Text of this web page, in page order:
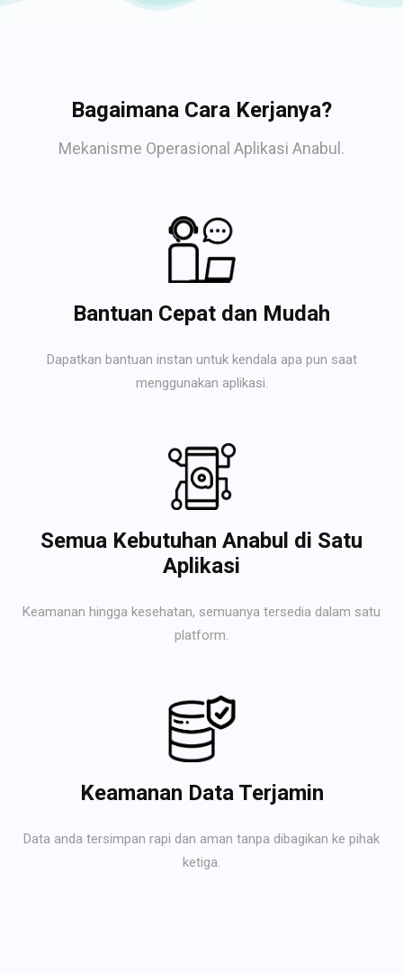
Bagaimana Cara Kerjanya?
Mekanisme Operasional Aplikasi Anabul.
Bantuan Cepat dan Mudah
Dapatkan bantuan instan untuk kendala apa pun saat
menggunakan aplikasi.
Semua Kebutuhan Anabul di Satu
Aplikasi
Keamanan hingga kesehatan, semuanya tersedia dalam satu
platform.
Keamanan Data Terjamin
Data anda tersimpan rapi dan aman tanpa dibagikan ke pihak
ketiga.